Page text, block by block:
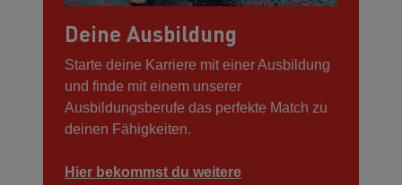
Deine Ausbildung
Starte deine Karriere mit einer Ausbildung
und finde mit einem unserer
Ausbildungsberufe das perfekte Match zu
deinen Fähigkeiten.
Hier bekommst du weitere